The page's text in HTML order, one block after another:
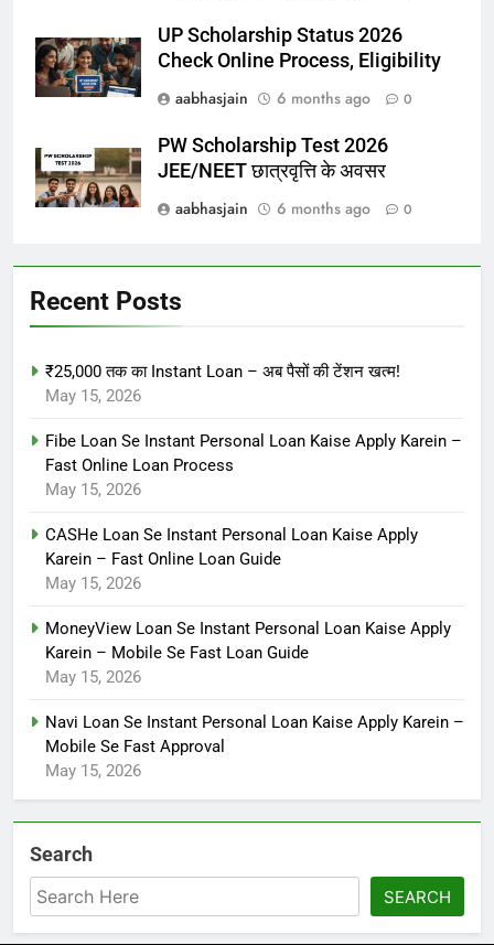
UP Scholarship Status 2026
Check Online Process, Eligibility
aabhasjain
6 months ago 0
PW Scholarship Test 2026
JEE/NEET छात्रवृत्ति के अवसर
aabhasjain
6 months ago 0
Recent Posts
₹25,000 तक का Instant Loan – अब पैसों की टेंशन खत्म!
May 15, 2026
Fibe Loan Se Instant Personal Loan Kaise Apply Karein –
Fast Online Loan Process
May 15, 2026
CASHe Loan Se Instant Personal Loan Kaise Apply
Karein – Fast Online Loan Guide
May 15, 2026
MoneyView Loan Se Instant Personal Loan Kaise Apply
Karein – Mobile Se Fast Loan Guide
May 15, 2026
Navi Loan Se Instant Personal Loan Kaise Apply Karein –
Mobile Se Fast Approval
May 15, 2026
Search
SEARCH